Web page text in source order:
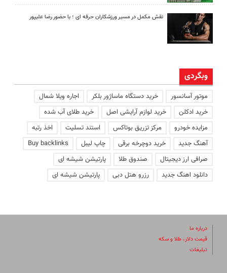
نقش مکمل در مسیر ورزشکاران حرفه ای ؛ با حضور رضا علیپور
وبگردی
موتور آسانسور خرید دستگاه ماساژور بلکر
اجاره ویلا شمال
خرید ادکلن
خرید لوازم آرایشی اصل
خرید طلای آب شده
مزایده خودرو
مرکز تزریق بوتاکس استند تسلیت
اخذ رتبه
آهنگ جدید
خرید دوچرخه برقی چاپ لیبل
Buy backlinks
صرافی ارز دیجیتال
صندوق طلا
پارتیشن شیشه ای
دانلود اهنگ جدید
رزرو هتل دبی پارتیشن شیشه ای
درباره ما
قیمت دلار، طلا و سکه
تبلیغات